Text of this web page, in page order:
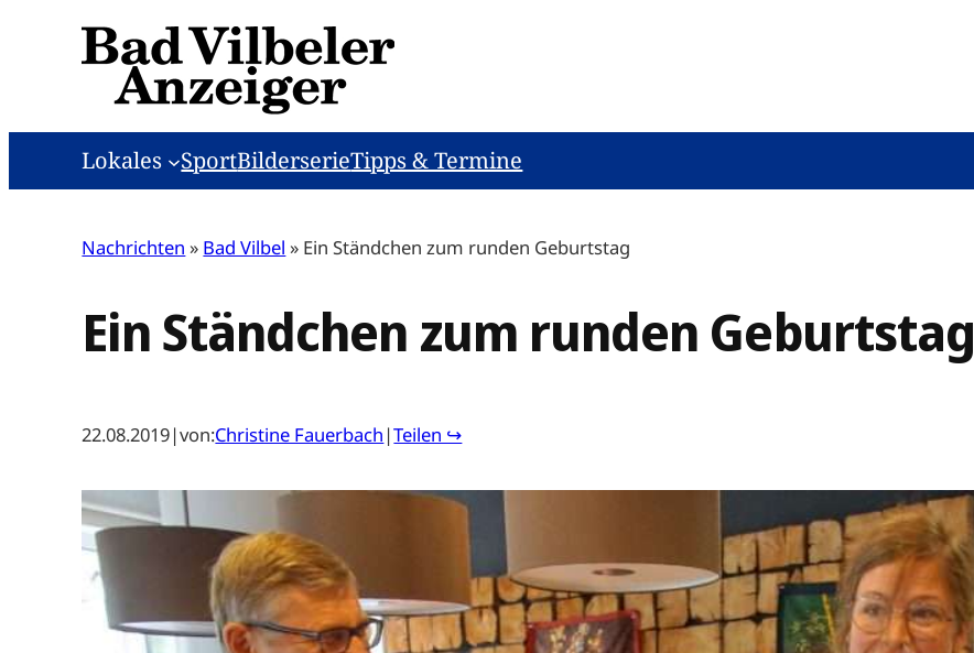
Lokales SportBilderserieTipps & Termine
Nachrichten » Bad Vilbel » Ein Ständchen zum runden Geburtstag
Ein Ständchen zum runden Geburtstag
22.08.2019|von:Christine Fauerbach |Teilen ↪